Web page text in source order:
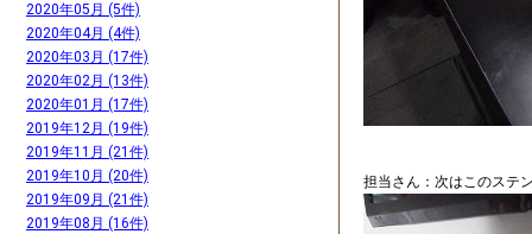
担当さん：次はこのステ
2020年05月 (5件)
2020年04月 (4件)
2020年03月 (17件)
2020年02月 (13件)
2020年01月 (17件)
2019年12月 (19件)
2019年11月 (21件)
2019年10月 (20件)
2019年09月 (21件)
2019年08月 (16件)